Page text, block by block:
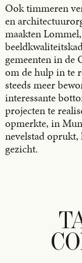
Ook timmeren
en
maakten
gemeenten in de
om de hulp in te
steeds meer
interessante
projecten te
opmerkte, in
nevelstad
gezicht.